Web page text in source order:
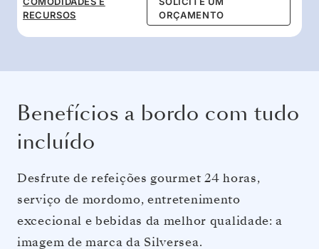
RECURSOS
ORÇAMENTO
Benefícios a bordo com tudo
incluído
Desfrute de refeições gourmet 24 horas,
serviço de mordomo, entretenimento
excecional e bebidas da melhor qualidade: a
imagem de marca da Silversea.